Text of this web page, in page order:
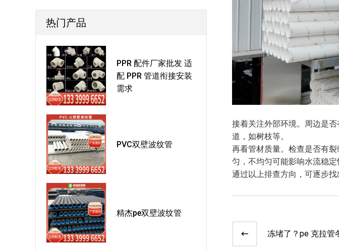
热门产品
PPR 配件厂家批发 适
配 PPR 管道衔接安装
需求
PVC双壁波纹管
精杰pe双壁波纹管
接着关注外部环境。周边是
道，如树枝等。
再看管材质量。检查是否有
匀，不均匀可能影响水流稳定
通过以上排查方向，可逐步
冻堵了？pe 克拉管